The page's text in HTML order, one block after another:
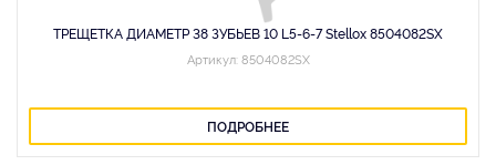
ТРЕЩЕТКА ДИАМЕТР 38 ЗУБЬЕВ 10 L5-6-7 Stellox 8504082SX
Артикул: 8504082SX
ПОДРОБНЕЕ